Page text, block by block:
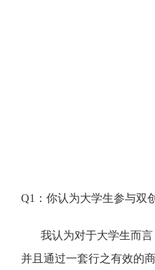
Q1：你认为大学生参与双
我认为对于大学生而
并且通过一套行之有效的